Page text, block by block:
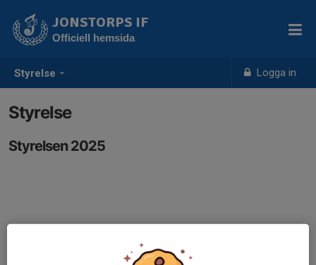
Styrelse Logga in
JONSTORPS IF
Officiell hemsida
Styrelse
Styrelsen 2025